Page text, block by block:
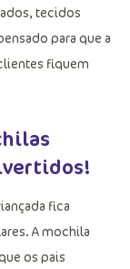
tecidos
para que a
fiquem
fica
A mochila
os pais